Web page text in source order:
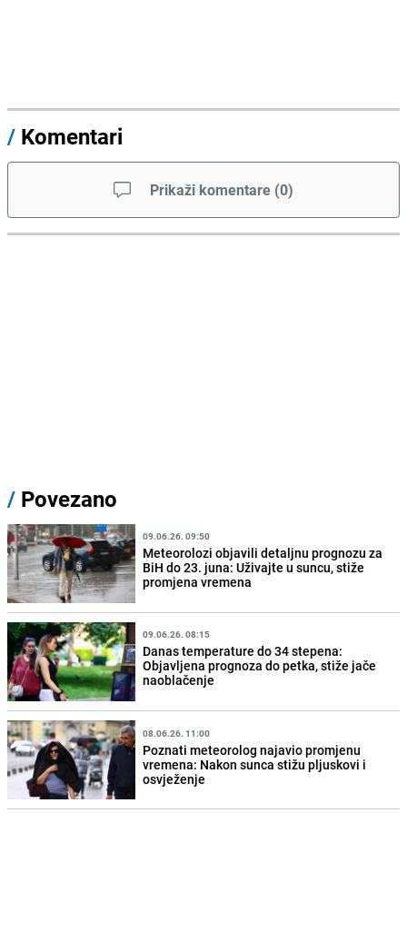
/ Komentari
Prikaži komentare (0)
/ Povezano
09.06.26. 09:50
Meteorolozi objavili detaljnu prognozu za
BiH do 23. juna: Uživajte u suncu, stiže
promjena vremena
09.06.26. 08:15
Danas temperature do 34 stepena:
Objavljena prognoza do petka, stiže jače
naoblačenje
08.06.26. 11:00
Poznati meteorolog najavio promjenu
vremena: Nakon sunca stižu pljuskovi i
osvježenje